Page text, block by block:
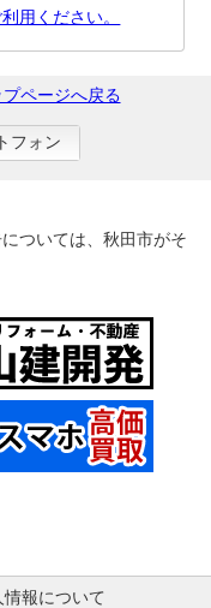
用ください。
プページへ戻る
フォン
ついては、秋田市がそ
情報について